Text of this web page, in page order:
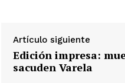
Artículo siguiente
Edición impresa:
sacuden Varela